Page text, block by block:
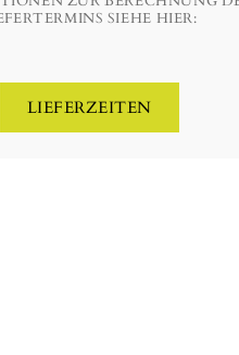
SIEHE HIER:
LIEFERZEITEN